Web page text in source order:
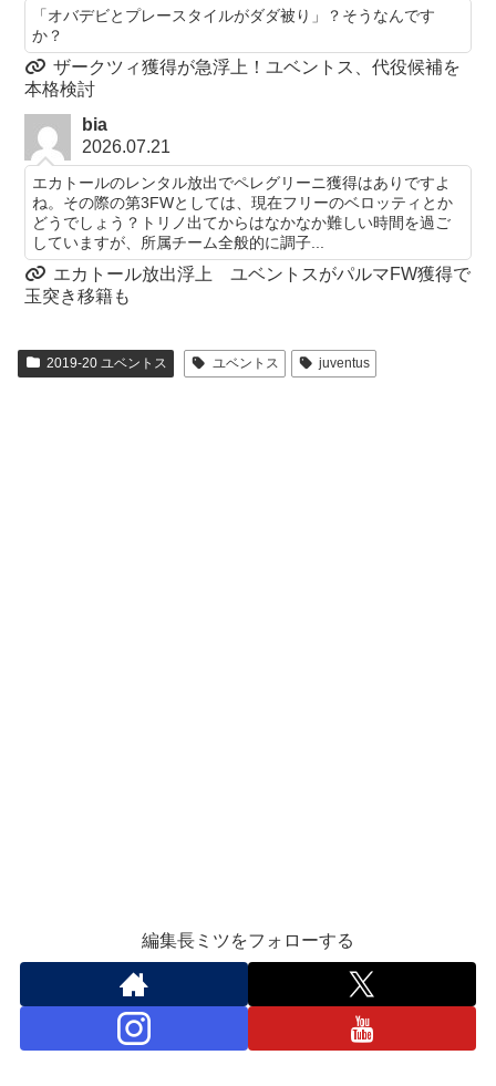
「オバデビとプレースタイルがダダ被り」？そうなんです
か？
ザークツィ獲得が急浮上！ユベントス、代役候補を
本格検討
bia
2026.07.21
エカトールのレンタル放出でペレグリーニ獲得はありですよ
ね。その際の第3FWとしては、現在フリーのベロッティとか
どうでしょう？トリノ出てからはなかなか難しい時間を過ご
していますが、所属チーム全般的に調子...
エカトール放出浮上 ユベントスがパルマFW獲得で
玉突き移籍も
2019-20 ユベントス ユベントス juventus
編集長ミツをフォローする